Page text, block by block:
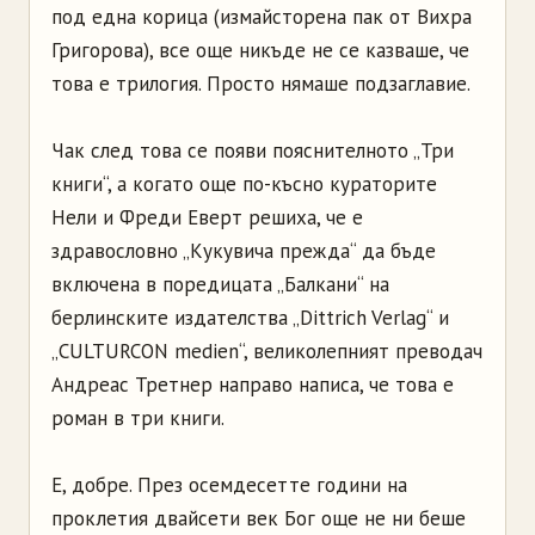
под една корица (измайсторена пак от Вихра
Григорова), все още никъде не се казваше, че
това е трилогия. Просто нямаше подзаглавие.
Чак след това се появи пояснителното „Три
книги“, а когато още по-късно кураторите
Нели и Фреди Еверт решиха, че е
здравословно „Кукувича прежда“ да бъде
включена в поредицата „Балкани“ на
берлинските издателства „Dittrich Verlag“ и
„CULTURCON medien“, великолепният преводач
Андреас Третнер направо написа, че това е
роман в три книги.
Е, добре. През осемдесетте години на
проклетия двайсети век Бог още не ни беше